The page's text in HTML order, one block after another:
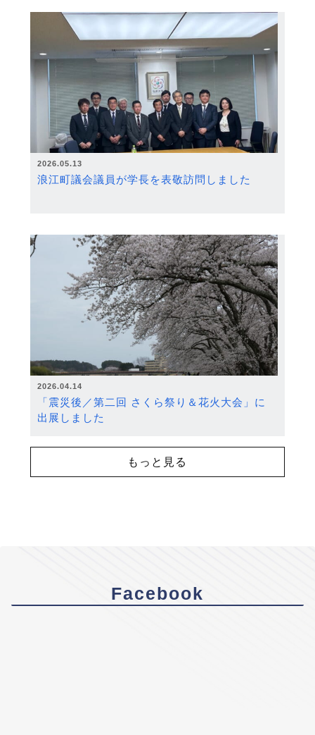
2026.05.13
浪江町議会議員が学長を表敬訪問しました
2026.04.14
「震災後／第二回 さくら祭り＆花火大会」に
出展しました
もっと見る
Facebook